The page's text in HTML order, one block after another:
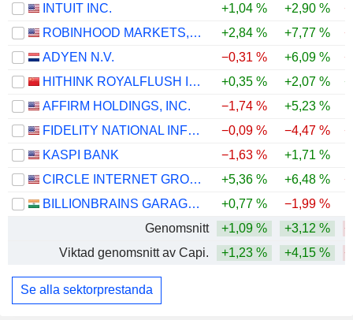
INTUIT INC.
+1,04 % +2,90 %
ROBINHOOD MARKETS, INC.
+2,84 % +7,77 %
ADYEN N.V.
−0,31 % +6,09 %
HITHINK ROYALFLUSH INFORMATION NETWORK CO., LTD.
+0,35 % +2,07 %
AFFIRM HOLDINGS, INC.
−1,74 % +5,23 %
FIDELITY NATIONAL INFORMATION SERVICES, INC.
−0,09 % −4,47 %
KASPI BANK
−1,63 % +1,71 %
CIRCLE INTERNET GROUP, INC.
+5,36 % +6,48 %
BILLIONBRAINS GARAGE VENTURES LIMITED
+0,77 %
−1,99 %
Genomsnitt
+1,09 % +3,12 %
Viktad genomsnitt av Capi.
+1,23 % +4,15 %
Se alla sektorprestanda